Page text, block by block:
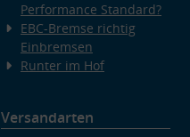
Performance Standard?
EBC-Bremse richtig
Einbremsen
Runter im Hof
Versandarten